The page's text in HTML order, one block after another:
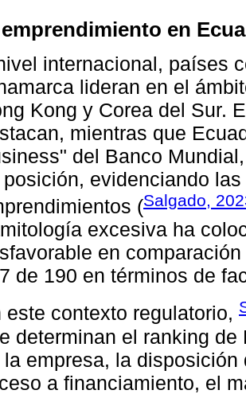
en
internacional, países
lideran en el
Kong y Corea del Sur.
mientras que
del Banco
posición, evidenciando
(Salgado,
excesiva ha
en
de 190 en términos de
este contexto regulatorio,
determinan el ranking
la empresa, la
a financiamiento, el